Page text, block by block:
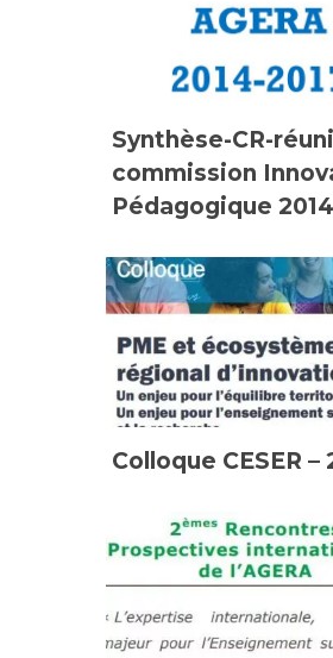
Synthèse-CR-
commission
Pédagogique
Colloque CESER –